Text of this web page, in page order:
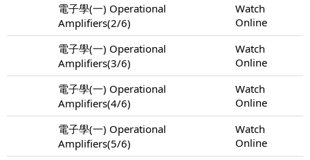
電子學(一) Operational
Amplifiers(2/6)
Watch
Online
電子學(一) Operational
Amplifiers(3/6)
Watch
Online
電子學(一) Operational
Amplifiers(4/6)
Watch
Online
電子學(一) Operational
Amplifiers(5/6)
Watch
Online